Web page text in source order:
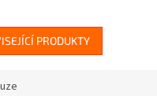
PRODUKTY